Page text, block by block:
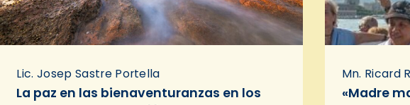
Lic. Josep Sastre Portella
La paz en las bienaventuranzas en los
Mn. Ricard
«Madre